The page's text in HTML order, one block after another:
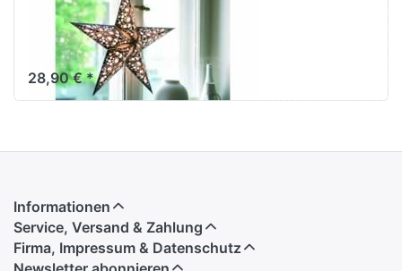
stand
Lampenfuß M
28,90 € *
Informationen
Service, Versand & Zahlung
Firma, Impressum & Datenschutz